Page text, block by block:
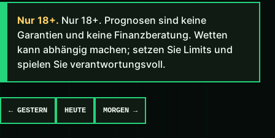
Nur 18+. Nur 18+. Prognosen sind keine
Garantien und keine Finanzberatung. Wetten
kann abhängig machen; setzen Sie Limits und
spielen Sie verantwortungsvoll.
← GESTERN HEUTE MORGEN →